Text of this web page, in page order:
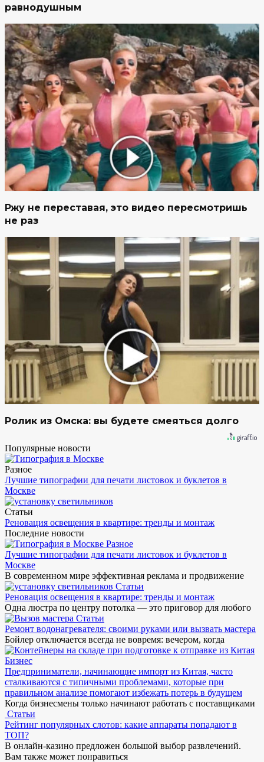
равнодушным
Ржу не переставая, это видео пересмотришь
не раз
Ролик из Омска: вы будете смеяться долго
Популярные новости
Разное
Лучшие типографии для печати листовок и буклетов в
Москве
Статьи
Реновация освещения в квартире: тренды и монтаж
Последние новости
Разное
Лучшие типографии для печати листовок и буклетов в
Москве
В современном мире эффективная реклама и продвижение
Статьи
Реновация освещения в квартире: тренды и монтаж
Одна люстра по центру потолка — это приговор для любого
Статьи
Ремонт водонагревателя: своими руками или вызвать мастера
Бойлер отключается всегда не вовремя: вечером, когда
Бизнес
Предприниматели, начинающие импорт из Китая, часто
сталкиваются с типичными проблемами, которые при
правильном анализе помогают избежать потерь в будущем
Когда бизнесмены только начинают работать с поставщиками
Статьи
Рейтинг популярных слотов: какие аппараты попадают в
ТОП?
В онлайн-казино предложен большой выбор развлечений.
Вам также может понравиться